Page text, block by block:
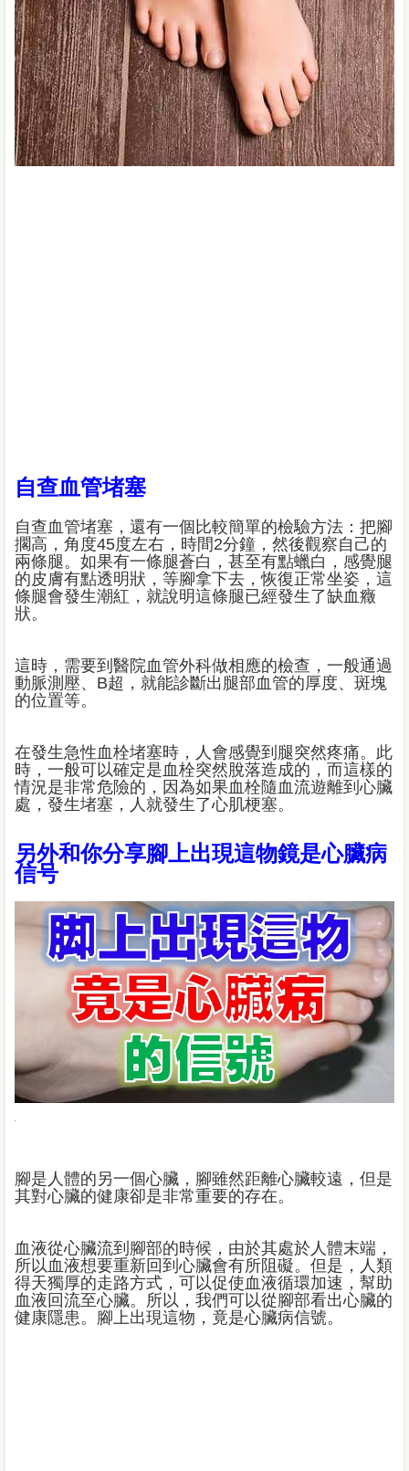
自查血管堵塞
自查血管堵塞，還有一個比較簡單的檢驗方法：把腳
擱高，角度45度左右，時間2分鐘，然後觀察自己的
兩條腿。如果有一條腿蒼白，甚至有點蠟白，感覺腿
的皮膚有點透明狀，等腳拿下去，恢復正常坐姿，這
條腿會發生潮紅，就說明這條腿已經發生了缺血癥
狀。
這時，需要到醫院血管外科做相應的檢查，一般通過
動脈測壓、B超，就能診斷出腿部血管的厚度、斑塊
的位置等。
在發生急性血栓堵塞時，人會感覺到腿突然疼痛。此
時，一般可以確定是血栓突然脫落造成的，而這樣的
情況是非常危險的，因為如果血栓隨血流遊離到心臟
處，發生堵塞，人就發生了心肌梗塞。
另外和你分享腳上出現這物鏡是心臟病
信号
腳是人體的另一個心臟，腳雖然距離心臟較遠，但是
其對心臟的健康卻是非常重要的存在。
血液從心臟流到腳部的時候，由於其處於人體末端，
所以血液想要重新回到心臟會有所阻礙。但是，人類
得天獨厚的走路方式，可以促使血液循環加速，幫助
血液回流至心臟。所以，我們可以從腳部看出心臟的
健康隱患。腳上出現這物，竟是心臟病信號。